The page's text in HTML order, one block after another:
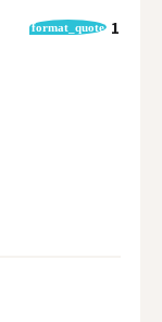
format_quote 1